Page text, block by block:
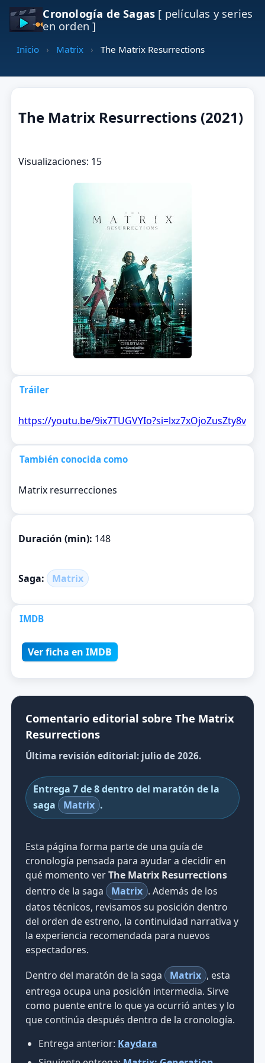
Cronología de Sagas [ películas y series
en orden ]
Inicio › Matrix › The Matrix Resurrections
The Matrix Resurrections (2021)
Visualizaciones: 15
Tráiler
https://youtu.be/9ix7TUGVYIo?si=lxz7xOjoZusZty8v
También conocida como
Matrix resurrecciones
Duración (min): 148
Saga: Matrix
IMDB
Ver ficha en IMDB
Comentario editorial sobre The Matrix
Resurrections
Última revisión editorial: julio de 2026.
Entrega 7 de 8 dentro del maratón de la
saga
Matrix .
Esta página forma parte de una guía de
cronología pensada para ayudar a decidir en
qué momento verThe Matrix Resurrections
dentro de la saga
Matrix . Además de los
datos técnicos, revisamos su posición dentro
del orden de estreno, la continuidad narrativa y
la experiencia recomendada para nuevos
espectadores.
Dentro del maratón de la saga
Matrix , esta
entrega ocupa una posición intermedia. Sirve
como puente entre lo que ya ocurrió antes y lo
que continúa después dentro de la cronología.
Entrega anterior: Kaydara